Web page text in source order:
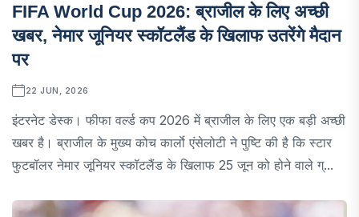
FIFA World Cup 2026: ब्राजील के लिए अच्छी
खबर, नेमार जूनियर स्कॉटलैंड के खिलाफ उतरेंगे मैदान
पर
22 JUN, 2026
इंटरनेट डेस्क। फीफा वर्ल्ड कप 2026 में ब्राजील के लिए एक बड़ी अच्छी
खबर है। ब्राजील के मुख्य कोच कार्लाे एंसेलोटी ने पुष्टि की है कि स्टार
फुटबॉलर नेमार जूनियर स्कॉटलैंड के खिलाफ 25 जून को होने वाले ग्...